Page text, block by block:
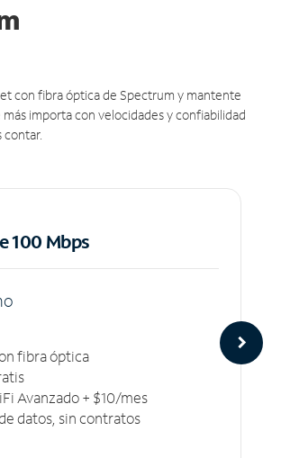
con fibra óptica de Spectrum y mantente
importa con velocidades y confiabilidad
contar.
100 Mbps
o
fibra óptica
Avanzado + $10/mes
datos, sin contratos